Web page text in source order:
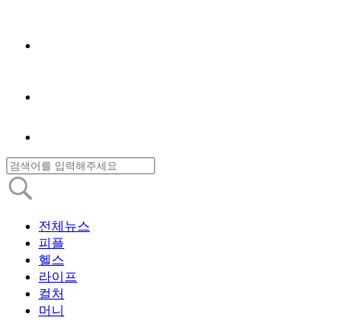
전체뉴스
피플
헬스
라이프
컬처
머니